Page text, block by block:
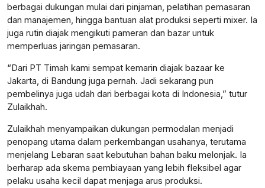
berbagai dukungan mulai dari pinjaman, pelatihan pemasaran
dan manajemen, hingga bantuan alat produksi seperti mixer. Ia
juga rutin diajak mengikuti pameran dan bazar untuk
memperluas jaringan pemasaran.
“Dari PT Timah kami sempat kemarin diajak bazaar ke
Jakarta, di Bandung juga pernah. Jadi sekarang pun
pembelinya juga udah dari berbagai kota di Indonesia,” tutur
Zulaikhah.
Zulaikhah menyampaikan dukungan permodalan menjadi
penopang utama dalam perkembangan usahanya, terutama
menjelang Lebaran saat kebutuhan bahan baku melonjak. Ia
berharap ada skema pembiayaan yang lebih fleksibel agar
pelaku usaha kecil dapat menjaga arus produksi.